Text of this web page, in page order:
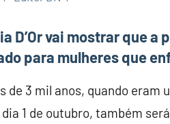
D’Or vai mostrar que a
para mulheres que
de 3 mil anos, quando eram
1 de outubro, também